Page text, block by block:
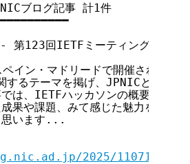
ブログ記事 計1件
- 第123回IETFミーティング ハ
イン・マドリードで開催された
るテーマを掲げ、JPNICとしてテ
は、IETFハッカソンの概要から、
果や課題、みて感じた魅力を、で
思います...
2025/11071/?nv